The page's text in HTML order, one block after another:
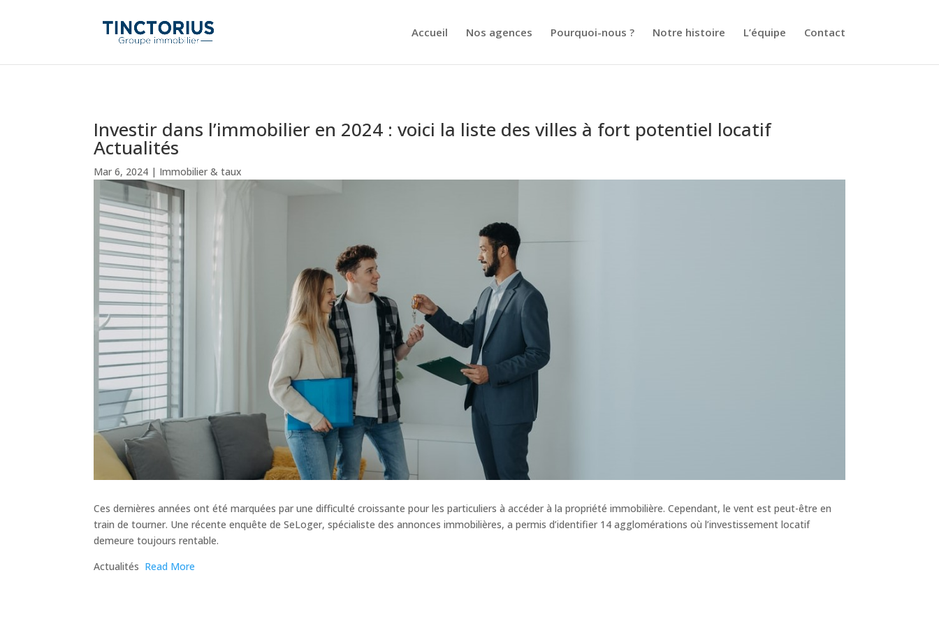
Accueil Nos agences Pourquoi-nous ? Notre histoire L’équipe Contact
Investir dans l’immobilier en 2024 : voici la liste des villes à fort potentiel locatif
Actualités
Mar 6, 2024 | Immobilier & taux
Ces dernières années ont été marquées par une difficulté croissante pour les particuliers à accéder à la propriété immobilière. Cependant, le vent est peut-être en
train de tourner. Une récente enquête de SeLoger, spécialiste des annonces immobilières, a permis d’identifier 14 agglomérations où l’investissement locatif
demeure toujours rentable.
​Actualités Read More